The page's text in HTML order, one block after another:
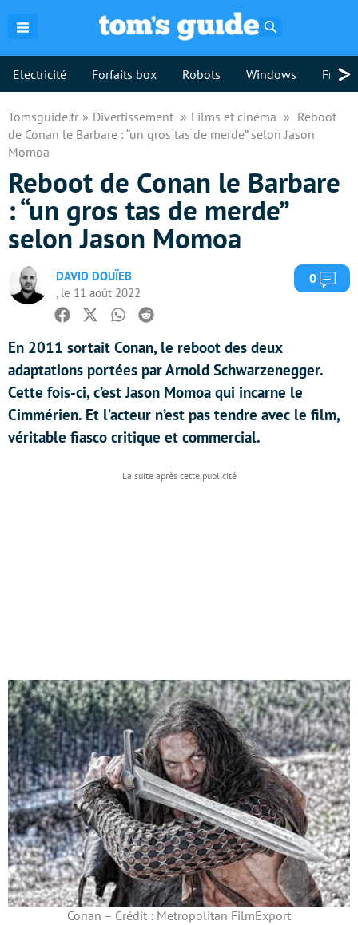
Electricité Forfaits box Robots Windows >
Tomsguide.fr Divertissement Films et cinéma
Reboot
de Conan le Barbare : “un gros tas de merde” selon Jason
Momoa
Reboot de Conan le Barbare
: “un gros tas de merde”
selon Jason Momoa
DAVID DOUÏEB
, le 11 août 2022
0
Facebook
TwitterWhatsapp
Reddit
En 2011 sortait Conan, le reboot des deux
adaptations portées par Arnold Schwarzenegger.
Cette fois-ci, c’est Jason Momoa qui incarne le
Cimmérien. Et l’acteur n’est pas tendre avec le film,
véritable fiasco critique et commercial.
Conan – Crédit : Metropolitan FilmExport